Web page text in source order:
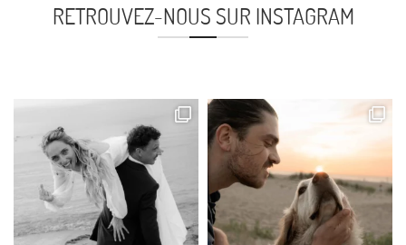
RETROUVEZ-NOUS SUR INSTAGRAM